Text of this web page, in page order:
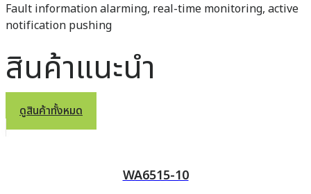
Fault information alarming, real-time monitoring, active
notification pushing
สินค้าแนะนำ
ดูสินค้าทั้งหมด
WA6515-10